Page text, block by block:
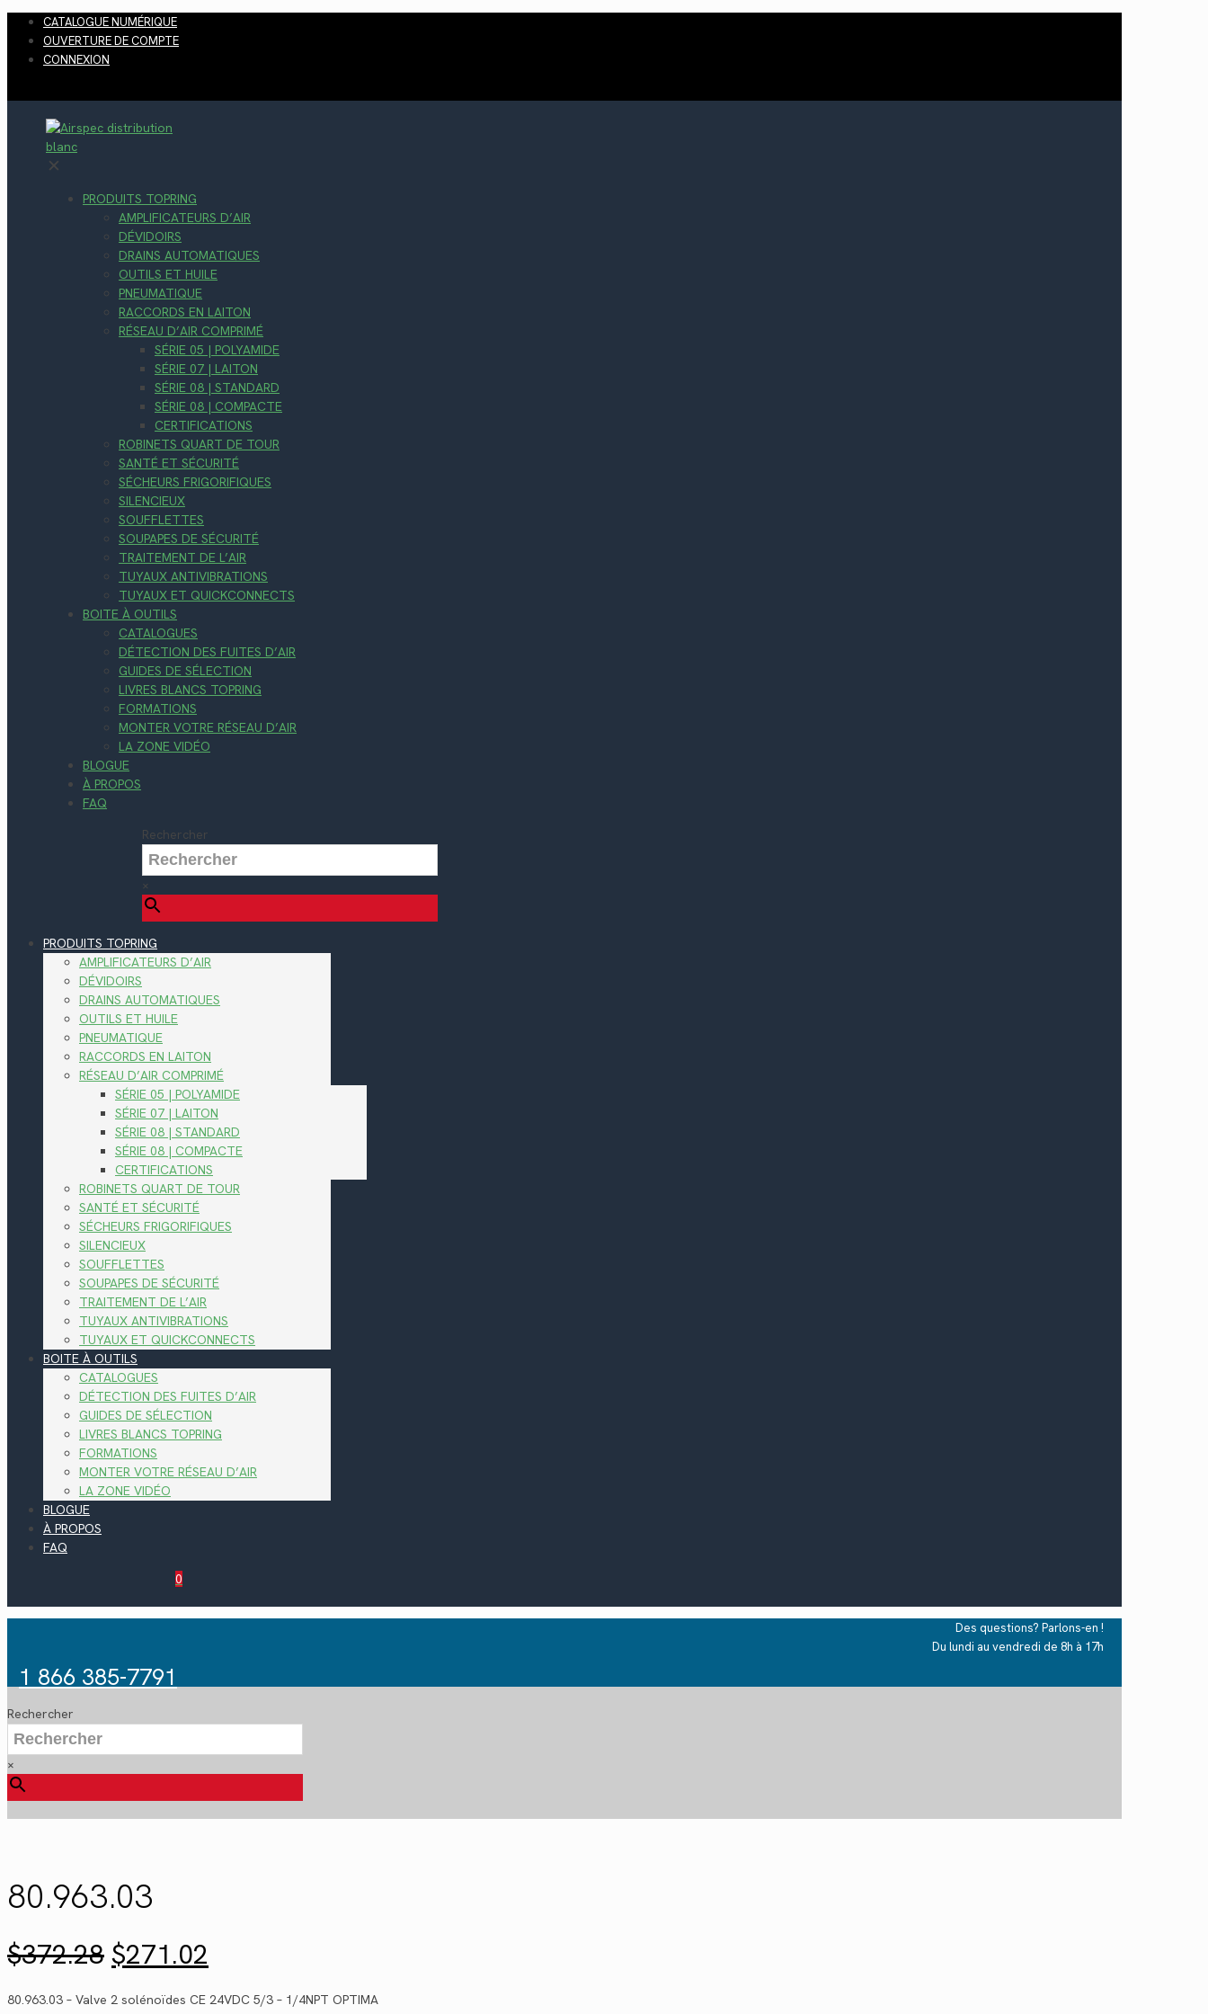
CATALOGUE NUMÉRIQUE
OUVERTURE DE COMPTE
CONNEXION
✕
PRODUITS TOPRING
AMPLIFICATEURS D’AIR
DÉVIDOIRS
DRAINS AUTOMATIQUES
OUTILS ET HUILE
PNEUMATIQUE
RACCORDS EN LAITON
RÉSEAU D’AIR COMPRIMÉ
SÉRIE 05 | POLYAMIDE
SÉRIE 07 | LAITON
SÉRIE 08 | STANDARD
SÉRIE 08 | COMPACTE
CERTIFICATIONS
ROBINETS QUART DE TOUR
SANTÉ ET SÉCURITÉ
SÉCHEURS FRIGORIFIQUES
SILENCIEUX
SOUFFLETTES
SOUPAPES DE SÉCURITÉ
TRAITEMENT DE L’AIR
TUYAUX ANTIVIBRATIONS
TUYAUX ET QUICKCONNECTS
BOITE À OUTILS
CATALOGUES
DÉTECTION DES FUITES D’AIR
GUIDES DE SÉLECTION
LIVRES BLANCS TOPRING
FORMATIONS
MONTER VOTRE RÉSEAU D’AIR
LA ZONE VIDÉO
BLOGUE
À PROPOS
FAQ
Rechercher
×
PRODUITS TOPRING
AMPLIFICATEURS D’AIR
DÉVIDOIRS
DRAINS AUTOMATIQUES
OUTILS ET HUILE
PNEUMATIQUE
RACCORDS EN LAITON
RÉSEAU D’AIR COMPRIMÉ
SÉRIE 05 | POLYAMIDE
SÉRIE 07 | LAITON
SÉRIE 08 | STANDARD
SÉRIE 08 | COMPACTE
CERTIFICATIONS
ROBINETS QUART DE TOUR
SANTÉ ET SÉCURITÉ
SÉCHEURS FRIGORIFIQUES
SILENCIEUX
SOUFFLETTES
SOUPAPES DE SÉCURITÉ
TRAITEMENT DE L’AIR
TUYAUX ANTIVIBRATIONS
TUYAUX ET QUICKCONNECTS
BOITE À OUTILS
CATALOGUES
DÉTECTION DES FUITES D’AIR
GUIDES DE SÉLECTION
LIVRES BLANCS TOPRING
FORMATIONS
MONTER VOTRE RÉSEAU D’AIR
LA ZONE VIDÉO
BLOGUE
À PROPOS
FAQ
0
Des questions? Parlons-en !
Du lundi au vendredi de 8h à 17h
1 866 385-7791
Rechercher
×
80.963.03
$372.28 Le
prix
initial
$271.02
prix
actuel
80.963.03 – Valve 2 solénoïdes CE 24VDC 5/3 – 1/4NPT OPTIMA